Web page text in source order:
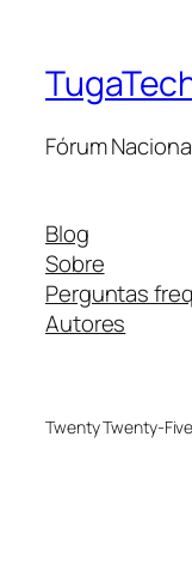
Fórum
Blog
Sobre
Perguntas
Autores
Twenty Twenty-Five